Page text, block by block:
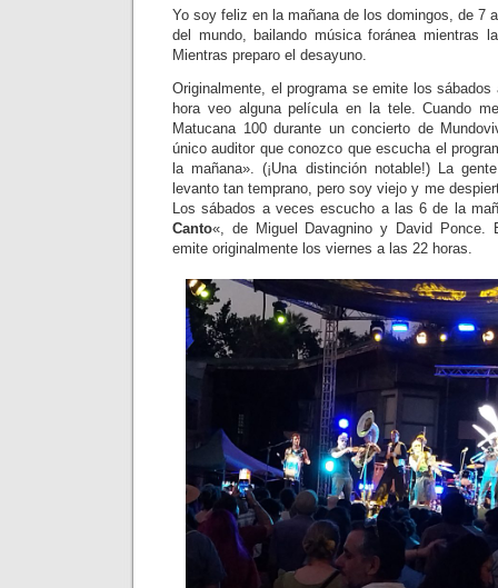
Yo soy feliz en la mañana de los domingos, de 7
del mundo, bailando música foránea mientras
Mientras preparo el desayuno.
Originalmente, el programa se emite los
hora veo alguna película en la tele. Cuando
Matucana 100 durante un concierto de
único auditor que conozco que escucha el
la mañana». (¡Una distinción notable!) La
levanto tan temprano, pero soy viejo y me
Los sábados a veces escucho a las 6 de la
Canto«, de Miguel Davagnino y David Ponce.
emite originalmente los viernes a las 22 horas.